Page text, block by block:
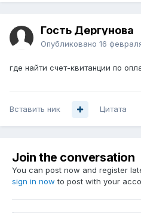
Гость Дергунова
Опубликовано 16
где найти счет-квитанции по
Вставить ник Цитата
Join the conversation
You can post now and register
sign in now to post with your